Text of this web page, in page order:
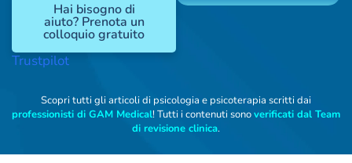
Hai bisogno di
aiuto? Prenota un
colloquio gratuito
Trustpilot
Scopri tutti gli articoli di psicologia e psicoterapia scritti dai
professionisti di GAM Medical! Tutti i contenuti sonoverificati dal Team
di revisione clinica.